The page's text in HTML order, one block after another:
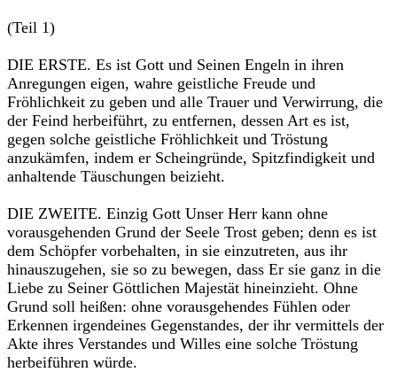
(Teil 1)
DIE ERSTE. Es ist Gott und Seinen Engeln in ihren
Anregungen eigen, wahre geistliche Freude und
Fröhlichkeit zu geben und alle Trauer und Verwirrung, die
der Feind herbeiführt, zu entfernen, dessen Art es ist,
gegen solche geistliche Fröhlichkeit und Tröstung
anzukämfen, indem er Scheingründe, Spitzfindigkeit und
anhaltende Täuschungen beizieht.
DIE ZWEITE. Einzig Gott Unser Herr kann ohne
vorausgehenden Grund der Seele Trost geben; denn es ist
dem Schöpfer vorbehalten, in sie einzutreten, aus ihr
hinauszugehen, sie so zu bewegen, dass Er sie ganz in die
Liebe zu Seiner Göttlichen Majestät hineinzieht. Ohne
Grund soll heißen: ohne vorausgehendes Fühlen oder
Erkennen irgendeines Gegenstandes, der ihr vermittels der
Akte ihres Verstandes und Willes eine solche Tröstung
herbeiführen würde.